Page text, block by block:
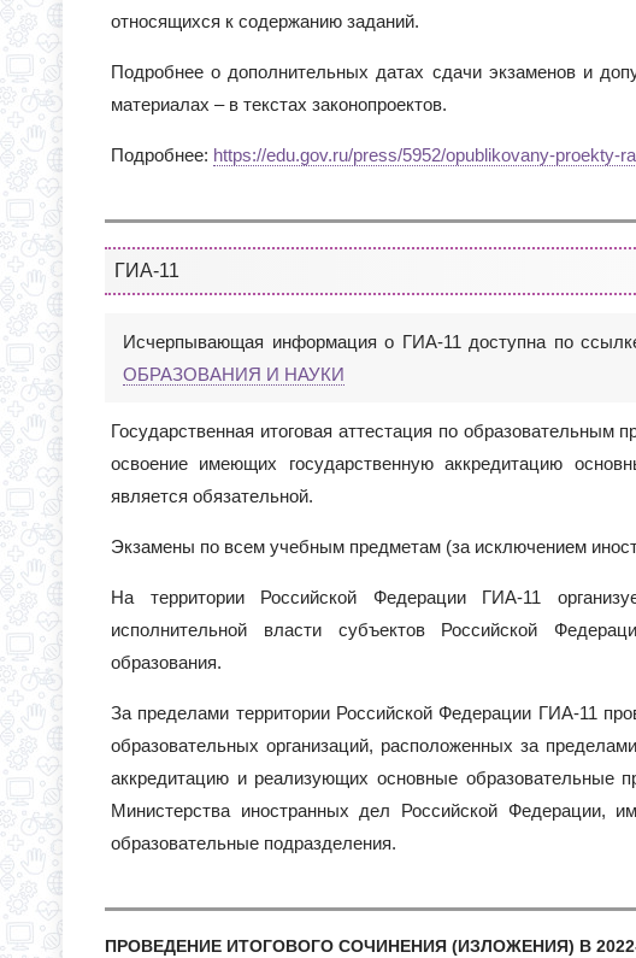
относящихся к содержанию заданий.
Подробнее о дополнительных датах сдачи экзаменов и
материалах – в текстах законопроектов.
Подробнее: https://edu.gov.ru/press/5952/opublikovany-proekty-
ГИА-11
Исчерпывающая информация о ГИА-11 доступна по
ОБРАЗОВАНИЯ И НАУКИ
Государственная итоговая аттестация по
освоение имеющих государственную аккредитацию
является обязательной.
Экзамены по всем учебным предметам (за исключением
На территории Российской Федерации ГИА-11
исполнительной власти субъектов Российской
образования.
За пределами территории Российской Федерации ГИА-11
образовательных организаций, расположенных за
аккредитацию и реализующих основные образовательные
Министерства иностранных дел Российской Федерации,
образовательные подразделения.
ПРОВЕДЕНИЕ ИТОГОВОГО СОЧИНЕНИЯ (ИЗЛОЖЕНИЯ) В